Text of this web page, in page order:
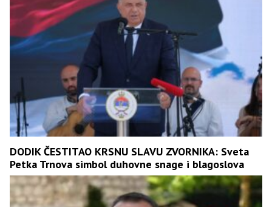
DODIK ČESTITAO KRSNU SLAVU ZVORNIKA: Sveta
Petka Trnova simbol duhovne snage i blagoslova